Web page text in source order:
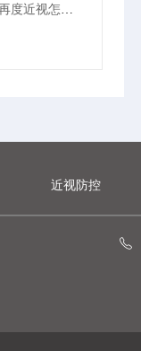
近视手术可以做几次？近视手术后再度近视怎么办？
近视防控